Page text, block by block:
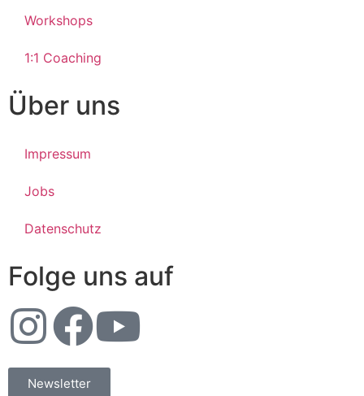
Workshops
1:1 Coaching
Über uns
Impressum
Jobs
Datenschutz
Folge uns auf
Newsletter